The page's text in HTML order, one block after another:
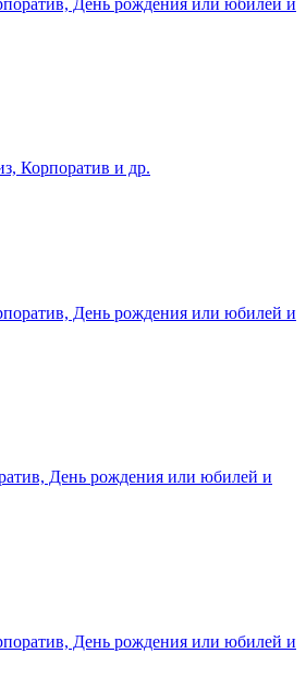
Корпоратив и др.
День рождения или юбилей и
День рождения или юбилей и
День рождения или юбилей и